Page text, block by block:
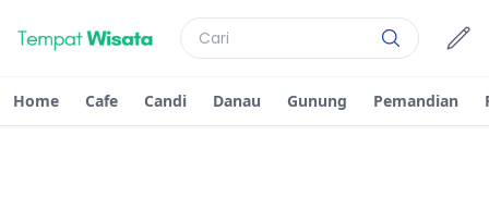
Home Cafe Candi Danau Gunung Pemandian